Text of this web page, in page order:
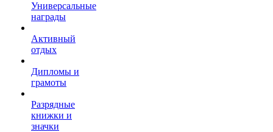
Универсальные
награды
Активный
отдых
Дипломы и
грамоты
Разрядные
книжки и
значки